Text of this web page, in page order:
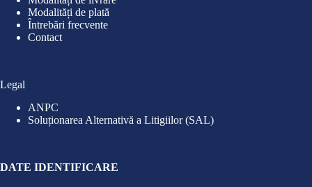
Modalități de plată
Întrebări frecvente
Contact
Legal
ANPC
Soluționarea Alternativă a Litigiilor (SAL)
DATE IDENTIFICARE